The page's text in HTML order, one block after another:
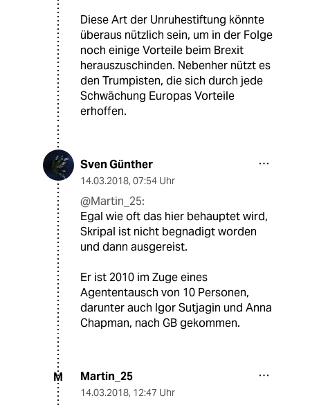
Diese Art der Unruhestiftung könnte
überaus nützlich sein, um in der Folge
noch einige Vorteile beim Brexit
herauszuschinden. Nebenher nützt es
den Trumpisten, die sich durch jede
Schwächung Europas Vorteile
erhoffen.
Sven Günther
14.03.2018, 07:54 Uhr
@Martin_25:
Egal wie oft das hier behauptet wird,
Skripal ist nicht begnadigt worden
und dann ausgereist.
Er ist 2010 im Zuge eines
Agententausch von 10 Personen,
darunter auch Igor Sutjagin und Anna
Chapman, nach GB gekommen.
M Martin_25
14.03.2018, 12:47 Uhr